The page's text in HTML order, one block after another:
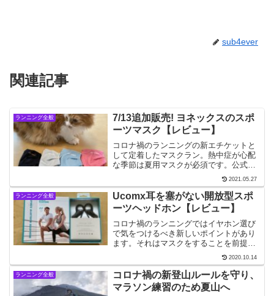
sub4ever
関連記事
ランニング全般
7/13追加販売! ヨネックスのスポ
ーツマスク【レビュー】
コロナ禍のランニングの新エチケットと
して定着したマスクラン。熱中症が心配
な季節は夏用マスクが必須です。公式サ
イトで発売されるやアクセスが殺到、す
ぐに売り切れたヨネックスの「スポーツ
フェイスマスク」の追加販売が決まりま
した。その実力やいかに！
2021.05.27
ランニング全般
Ucomx耳を塞がない開放型スポ
ーツヘッドホン【レビュー】
コロナ禍のランニングではイヤホン選び
で気をつけるべき新しいポイントがあり
ます。それはマスクをすることを前提に
考えること。マスクの脱着がしにくい左
右独立型の完全ワイヤレスイヤホンを何
度か落としそうになったので、耳かけ型
イヤホンを購入しました。
2020.10.14
ランニング全般
コロナ禍の新登山ルールを守り、
マラソン練習のため夏山へ